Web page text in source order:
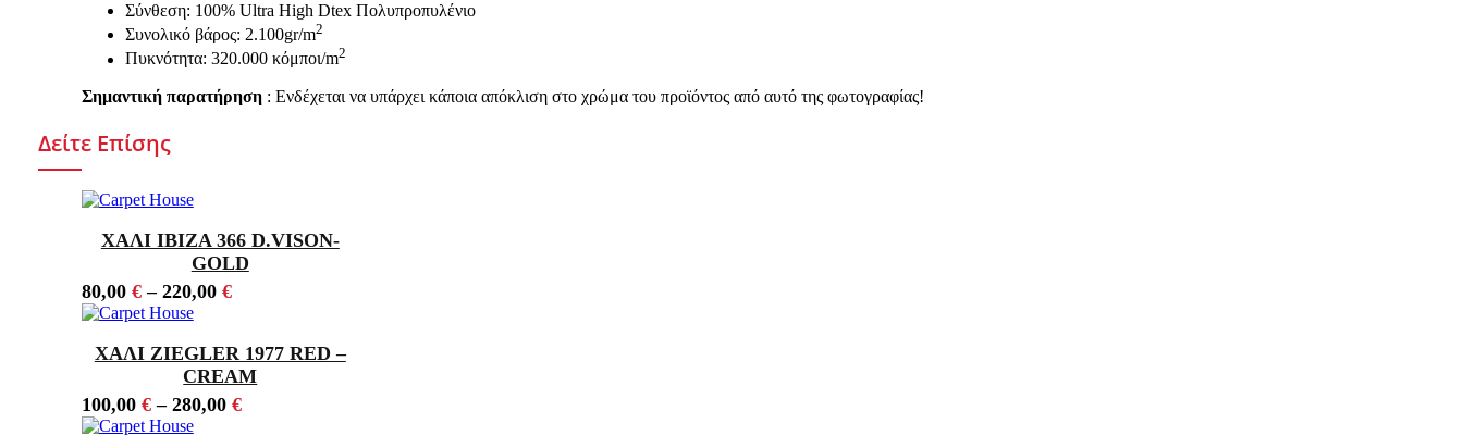
Σύνθεση: 100% Ultra High Dtex Πολυπροπυλένιο
Συνολικό βάρος: 2.100gr/m2
Πυκνότητα: 320.000 κόμποι/m2
Σημαντική παρατήρηση: Ενδέχεται να υπάρχει κάποια απόκλιση στο χρώμα του προϊόντος από αυτό της φωτογραφίας!
Δείτε Επίσης
ΧΑΛΙ IBIZA 366 D.VISON-
GOLD
80,00 €– 220,00 €
ΧΑΛΙ ZIEGLER 1977 RED –
CREAM
100,00 €– 280,00 €